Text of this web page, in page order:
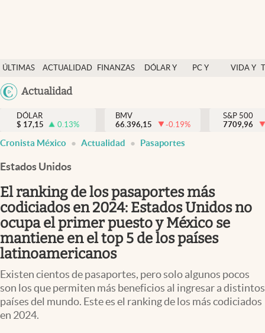
ÚLTIMAS
NOTICIAS
ACTUALIDAD
FINANZAS
DÓLAR Y
PC Y
VIDA Y
México
Actualidad
Actualidad
Finanzas y economía
Dólar y mercados
Pc y celular
Vida y estilo
Tv
Clima
Espiritualidad
Mediakit
DÓLAR
$ 17,15 0.13%
BMV
66.396,15
-0.19%
S&P 500
7709,96
Cronista México Actualidad Pasaportes
Estados Unidos
El ranking de los pasaportes más
codiciados en 2024: Estados Unidos no
ocupa el primer puesto y México se
mantiene en el top 5 de los países
latinoamericanos
Existen cientos de pasaportes, pero solo algunos pocos
son los que permiten más beneficios al ingresar a distintos
países del mundo. Este es el ranking de los más codiciados
en 2024.